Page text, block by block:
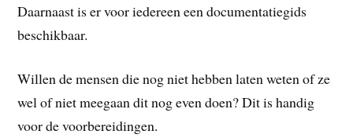
Daarnaast is er voor iedereen een documentatiegids
beschikbaar.
Willen de mensen die nog niet hebben laten weten of ze
wel of niet meegaan dit nog even doen? Dit is handig
voor de voorbereidingen.